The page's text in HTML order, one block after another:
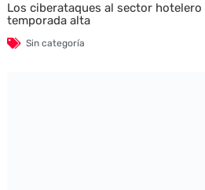
Los ciberataques al sector
temporada alta
Sin categoría